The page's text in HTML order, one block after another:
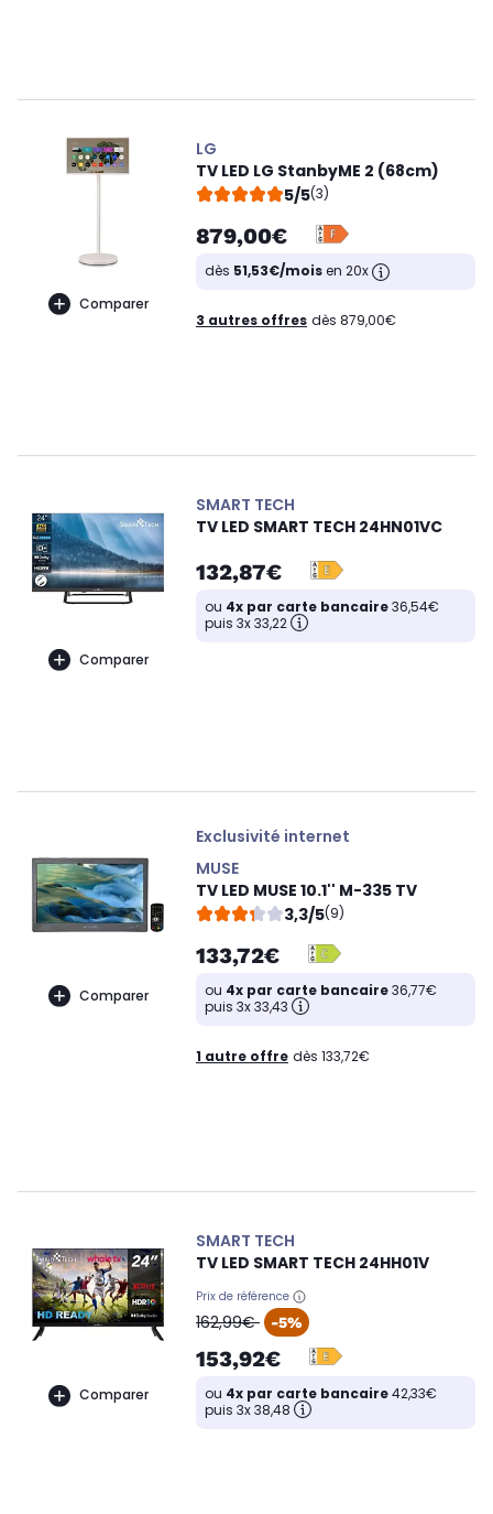
Comparer
LG
TV LED LG StanbyME 2 (68cm)
5/5(3)
879,00€
dès 51,53€/moisen 20x
3 autres offres dès 879,00€
Comparer
SMART TECH
TV LED SMART TECH 24HN01VC
132,87€
ou 4x par carte bancaire36,54€
puis 3x 33,22
Comparer
Exclusivité internet
MUSE
TV LED MUSE 10.1'' M-335 TV
3,3/5(9)
133,72€
ou 4x par carte bancaire36,77€
puis 3x 33,43
1 autre offre dès 133,72€
Comparer
SMART TECH
TV LED SMART TECH 24HH01V
Prix de référence
oldPrice
162,99€ -5%
153,92€
ou 4x par carte bancaire42,33€
puis 3x 38,48